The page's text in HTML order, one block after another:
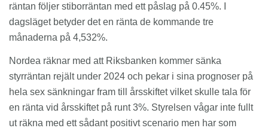
räntan följer stiborräntan med ett påslag på 0.45%. I
dagsläget betyder det en ränta de kommande tre
månaderna på 4,532%.
Nordea räknar med att Riksbanken kommer sänka
styrräntan rejält under 2024 och pekar i sina prognoser på
hela sex sänkningar fram till årsskiftet vilket skulle tala för
en ränta vid årsskiftet på runt 3%. Styrelsen vågar inte fullt
ut räkna med ett sådant positivt scenario men har som